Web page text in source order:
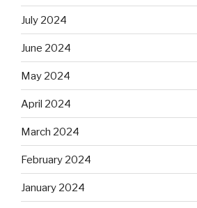
July 2024
June 2024
May 2024
April 2024
March 2024
February 2024
January 2024